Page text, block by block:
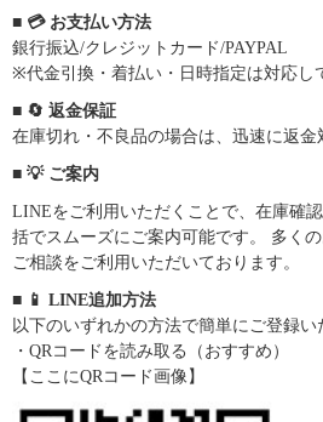
■ 💳 お支払い方法
銀行振込/クレジットカード/PAYPAL
※代金引換・着払い・日時指定は対応し
■ 🔄 返金保証
在庫切れ・不良品の場合は、迅速に返金
■ 💡 ご案内
LINEをご利用いただくことで、在庫確
括でスムーズにご案内可能です。 多く
ご相談をご利用いただいております。
■ 📱 LINE追加方法
以下のいずれかの方法で簡単にご登録い
・QRコードを読み取る（おすすめ）
【ここにQRコード画像】